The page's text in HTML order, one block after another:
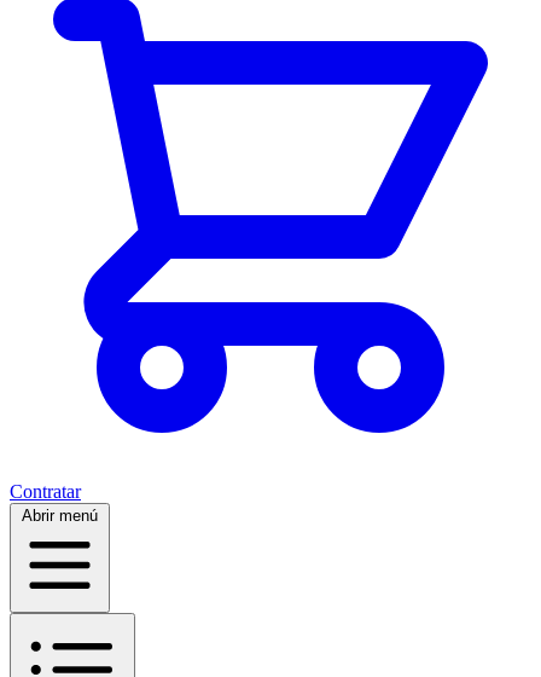
Contratar
Abrir menú